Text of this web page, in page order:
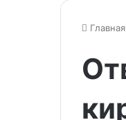
Главная